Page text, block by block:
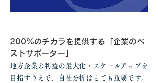
200%のチカラを提供する「企業のベ
ストサポーター」
地方企業の利益の最大化・スケールアップを
目指すうえで、自社分析はとても重要です。